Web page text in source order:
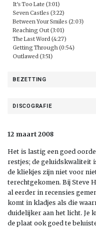
It's Too Late (3:01)
Seven Castles (3:22)
Between Your Smiles (2:03)
Reaching Out (3:01)
The Last Word (4:27)
Getting Through (0:54)
Outlawed (3:51)
BEZETTING
DISCOGRAFIE
12 maart 2008
Het is lastig een goed
restjes; de geluidskwaliteit
de kliekjes zijn niet voor
terechtgekomen. Bij Steve
al eerder in recensies
komt in kladjes als die
duidelijker aan het licht. Je
de plaat ook goed te